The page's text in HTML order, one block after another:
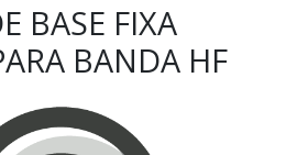
BASE FIXA
BANDA HF